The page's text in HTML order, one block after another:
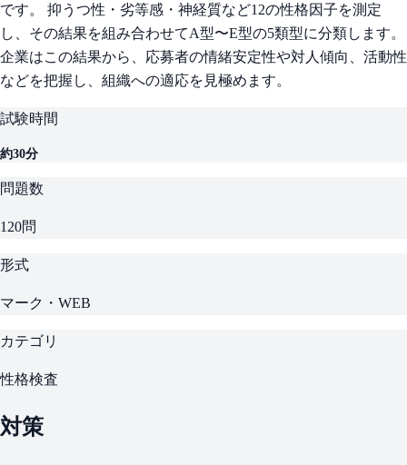
です。 抑うつ性・劣等感・神経質など12の性格因子を測定
し、その結果を組み合わせてA型〜E型の5類型に分類します。
企業はこの結果から、応募者の情緒安定性や対人傾向、活動性
などを把握し、組織への適応を見極めます。
試験時間
約30分
問題数
120問
形式
マーク・WEB
カテゴリ
性格検査
対策